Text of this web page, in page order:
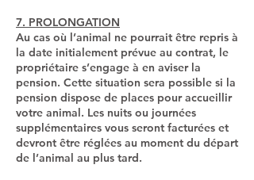
7. PROLONGATION
Au cas où l’animal ne pourrait être repris à
la date initialement prévue au contrat, le
propriétaire s’engage à en aviser la
pension. Cette situation sera possible si la
pension dispose de places pour accueillir
votre animal. Les nuits ou journées
supplémentaires vous seront facturées et
devront être réglées au moment du départ
de l’animal au plus tard.